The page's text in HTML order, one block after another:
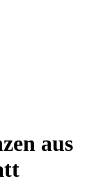
aus